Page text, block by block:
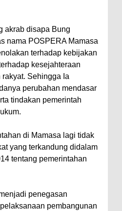
akrab disapa Bung
nama POSPERA Mamasa
terhadap kebijakan
kesejahteraan
Sehingga Ia
perubahan mendasar
tindakan pemerintah
di Mamasa lagi tidak
yang terkandung didalam
tentang pemerintahan
penegasan
pembangunan